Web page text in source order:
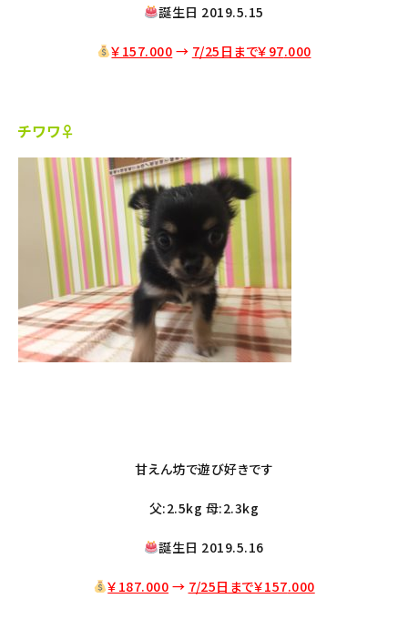
誕生日 2019.5.15
￥157.000 → 7/25日まで￥97.000
チワワ♀
甘えん坊で遊び好きです
父:2.5kg 母:2.3kg
誕生日 2019.5.16
￥187.000 → 7/25日まで￥157.000